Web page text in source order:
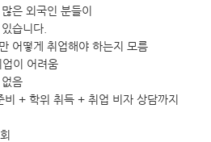
은 외국인 분들이
습니다.
어떻게 취업해야 하는지 모름
이 어려움
음
+ 학위 취득 + 취업 비자 상담까지